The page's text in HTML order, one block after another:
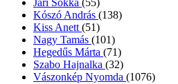
Jari Sokka (55)
Kószó András (138)
Kiss Anett (51)
Nagy Tamás (101)
Hegedűs Márta (71)
Szabo Hajnalka (32)
Vászonkép Nyomda (1076)